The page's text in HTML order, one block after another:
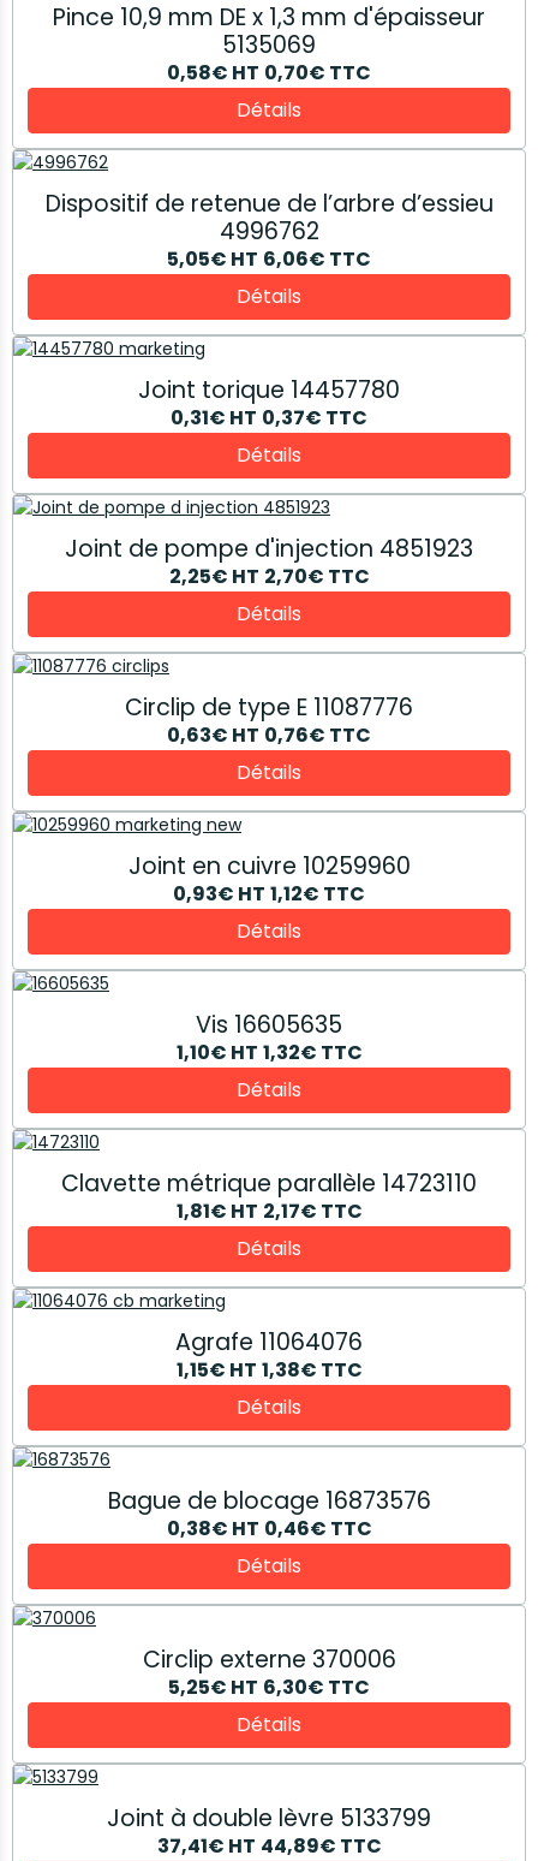
Pince 10,9 mm DE x 1,3 mm d'épaisseur
5135069
0,58€ HT 0,70€ TTC
Détails
Dispositif de retenue de l’arbre d’essieu
4996762
5,05€ HT 6,06€ TTC
Détails
Joint torique 14457780
0,31€ HT 0,37€ TTC
Détails
Joint de pompe d'injection 4851923
2,25€ HT 2,70€ TTC
Détails
Circlip de type E 11087776
0,63€ HT 0,76€ TTC
Détails
Joint en cuivre 10259960
0,93€ HT 1,12€ TTC
Détails
Vis 16605635
1,10€ HT 1,32€ TTC
Détails
Clavette métrique parallèle 14723110
1,81€ HT 2,17€ TTC
Détails
Agrafe 11064076
1,15€ HT 1,38€ TTC
Détails
Bague de blocage 16873576
0,38€ HT 0,46€ TTC
Détails
Circlip externe 370006
5,25€ HT 6,30€ TTC
Détails
Joint à double lèvre 5133799
37,41€ HT 44,89€ TTC